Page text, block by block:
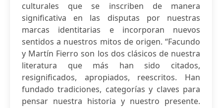
culturales que se inscriben de manera
significativa en las disputas por nuestras
marcas identitarias e incorporan nuevos
sentidos a nuestros mitos de origen. “Facundo
y Martín Fierro son los dos clásicos de nuestra
literatura que más han sido citados,
resignificados, apropiados, reescritos. Han
fundado tradiciones, categorías y claves para
pensar nuestra historia y nuestro presente.